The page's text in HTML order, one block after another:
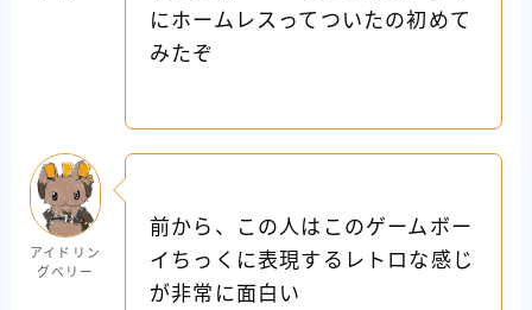
にホームレスってついたの初めて
みたぞ
アイドリン
グベリー
前から、この人はこのゲームボー
イちっくに表現するレトロな感じ
が非常に面白い